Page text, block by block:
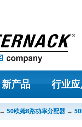
新产品 行业
→ 50欧姆8路功率分配器 →